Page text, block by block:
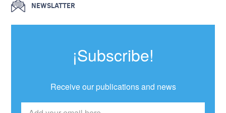
NEWSLATTER
¡Subscribe!
Receive our publications and news